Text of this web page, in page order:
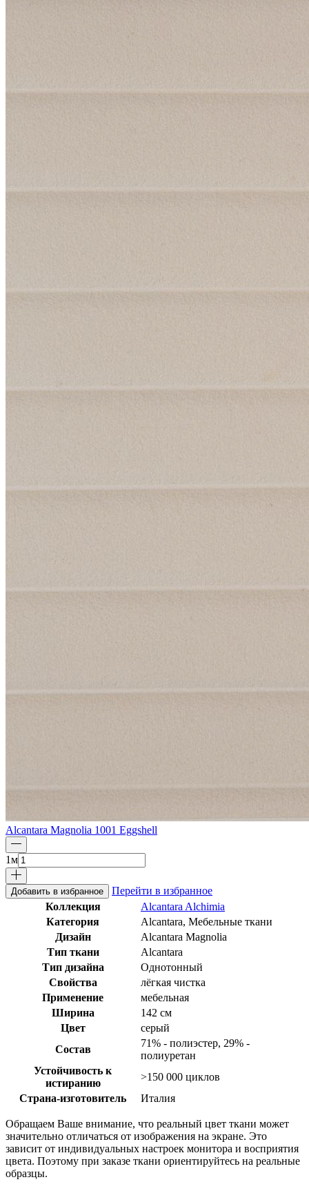
Alcantara Magnolia 1001 Eggshell
1м
Добавить в избранное
Перейти в избранное
Коллекция
Alcantara Alchimia
Категория
Alcantara, Мебельные ткани
Дизайн
Alcantara Magnolia
Тип ткани
Alcantara
Тип дизайна
Однотонный
Свойства
лёгкая чистка
Применение
мебельная
Ширина
142 см
Цвет
серый
Состав
71% - полиэстер, 29% -
полиуретан
Устойчивость к
истиранию
>150 000 циклов
Страна-изготовитель
Италия
Обращаем Ваше внимание, что реальный цвет ткани может
значительно отличаться от изображения на экране. Это
зависит от индивидуальных настроек монитора и восприятия
цвета. Поэтому при заказе ткани ориентируйтесь на реальные
образцы.